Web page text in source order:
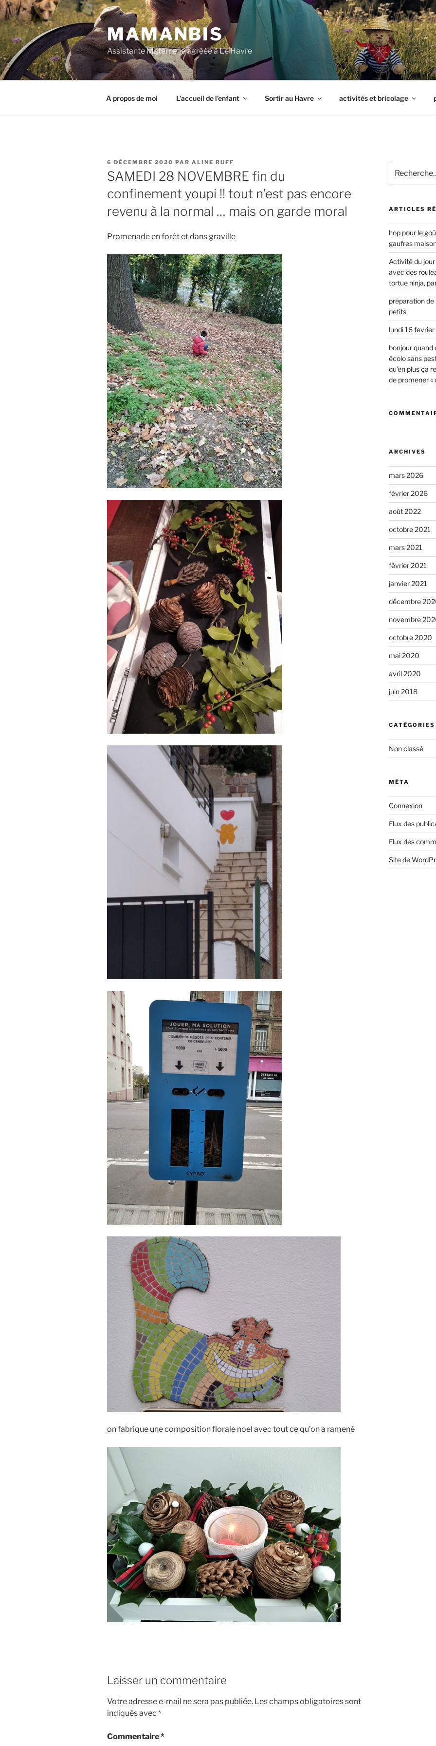
Aller
au
contenu
principal
MAMANBIS
Assistante Maternelle agréée à Le Havre
A propos de moi L’accueil de l’enfant Sortir au Havre activités et bricolage
PUBLIÉ
LE
6 DÉCEMBRE 2020 PAR ALINE RUFF
SAMEDI 28 NOVEMBRE fin du
confinement youpi !! tout n’est pas encore
revenu à la normal … mais on garde moral
Promenade en forêt et dans graville
on fabrique une composition florale noel avec tout ce qu’on a ramené
Laisser un commentaire
Votre adresse e-mail ne sera pas publiée. Les champs obligatoires sont
indiqués avec *
Commentaire*
pour
:
ARTICLES
hop pour le
gaufres
Activité du
avec des
tortue ninja,
préparation
petits
lundi 16
bonjour quand
écolo sans
qu’en plus ça
de promener «
ARCHIVES
mars 2026
février 2026
août 2022
octobre 2021
mars 2021
février 2021
janvier 2021
décembre
novembre
octobre 2020
mai 2020
avril 2020
juin 2018
CATÉGORIES
Non classé
MÉTA
Connexion
Flux des
Flux des
Site de